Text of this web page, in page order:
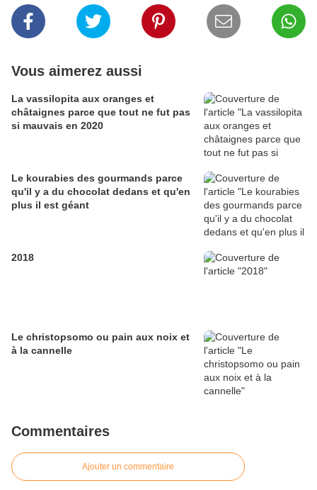
Vous aimerez aussi
La vassilopita aux oranges et
châtaignes parce que tout ne fut pas
si mauvais en 2020
Le kourabies des gourmands parce
qu'il y a du chocolat dedans et qu'en
plus il est géant
2018
Le christopsomo ou pain aux noix et
à la cannelle
Commentaires
Ajouter un commentaire